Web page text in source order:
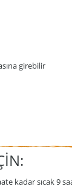
girebilir
kadar sıcak 9